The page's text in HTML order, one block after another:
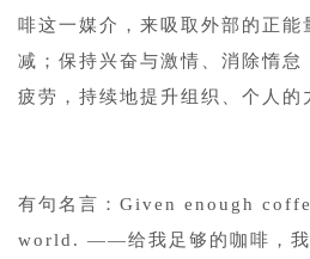
啡这一媒介，来吸取外部的正能
减；保持兴奋与激情、消除惰怠
疲劳，持续地提升组织、个人的
有句名言：Given enough
world. ——给我足够的咖啡，我